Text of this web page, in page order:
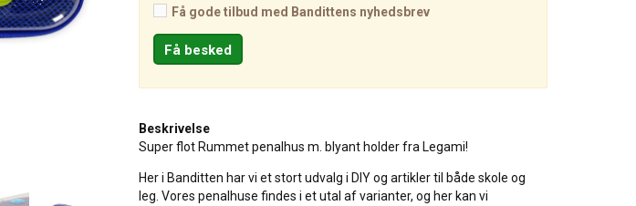
Få gode tilbud med Bandittens nyhedsbrev
Beskrivelse
Super flot Rummet penalhus m. blyant holder fra Legami!
Her i Banditten har vi et stort udvalg i DIY og artikler til både skole og
leg. Vores penalhuse findes i et utal af varianter, og her kan vi